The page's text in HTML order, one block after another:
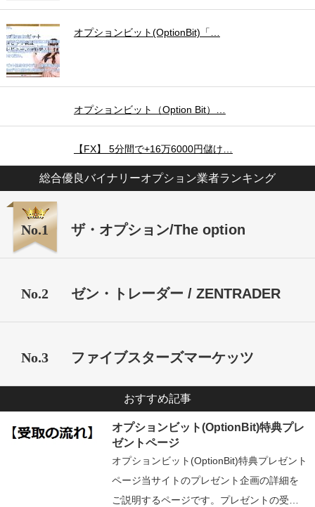
オプションビット(OptionBit)「…
オプションビット（Option Bit）…
【FX】 5分間で+16万6000円儲け…
総合優良バイナリーオプション業者ランキング
No.1 ザ・オプション/The option
No.2 ゼン・トレーダー / ZENTRADER
No.3 ファイブスターズマーケッツ
おすすめ記事
オプションビット(OptionBit)特典プレ
ゼントページ
オプションビット(OptionBit)特典プレゼント
ページ当サイトのプレゼント企画の詳細を
ご説明するページです。プレゼントの受…